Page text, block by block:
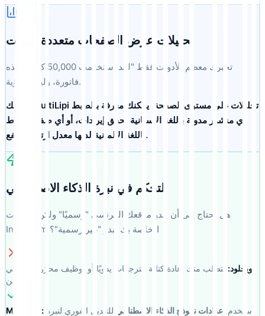
تحليلات عرض الصفحات متعددة اللغات
تخبرك معظم الأدوات فقط "لقد استخدمت 50,000 كلمة." هذه
فاتورة، وليست رؤية.
تمنحك MultiLipi تحليلات على مستوى الصفحة
. يمكنك معرفة بالضبط
أي منشور مدونة باللغة الإسبانية يحقق إيرادات، أو أي صفحة هبوط
باللغة الألمانية لديها معدل ارتداد مرتفع.
التحكم في نبرة الذكاء الاصطناعي
هل تحتاج إلى أن يبدو موقعك الفرنسي "رسميًا" ولكن تسميات
Instagram الخاصة بك تبدو "غير رسمية"؟
ويجلود: يتطلب منك إعادة كتابة الترجمات يدويًا أو توظيف محرّرين باهظي
MultiLipi: استخدم إعدادات نموذج الذكاء الاصطناعي
للتبديل الفوري لنبرة